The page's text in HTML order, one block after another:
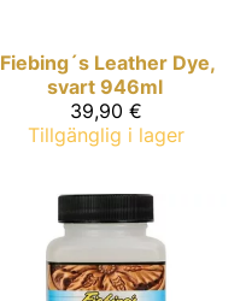
Fiebing´s Leather Dye,
svart 946ml
39,90 €
Tillgänglig i lager